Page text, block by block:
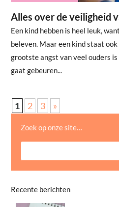
Alles over de veiligheid
Een kind hebben is heel leuk,
beleven. Maar een kind staat
grootste angst van veel ouders
gaat gebeuren...
1 2 3 »
Zoek op onze site…
Recente berichten